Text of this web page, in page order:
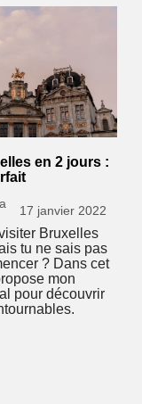
en 2 jours :
17 janvier 2022
Bruxelles
tu ne sais pas
? Dans cet
mon
pour découvrir